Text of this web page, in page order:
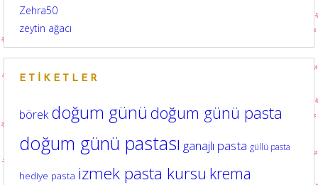
Zehra50
zeytin ağacı
ETIKETLER
börek doğum günüdoğum günü pasta
doğum günü pastası ganajlı pasta güllü pasta
hediye pasta izmek pasta kursu krema